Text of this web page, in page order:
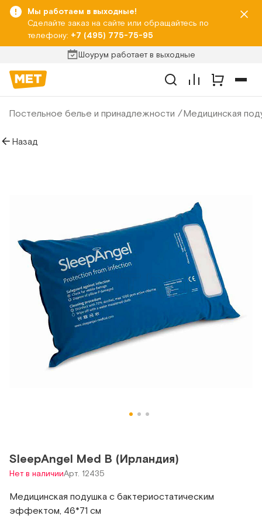
Мы работаем в выходные!
Сделайте заказ на сайте или обращайтесь по
телефону: +7 (495) 775-75-95
Шоурум работает в выходные
Постельное белье и принадлежности Медицинская
Назад
SleepAngel Med В (Ирландия)
Нет в наличииАрт. 12435
Медицинская подушка с бактериостатическим
эффектом, 46*71 см